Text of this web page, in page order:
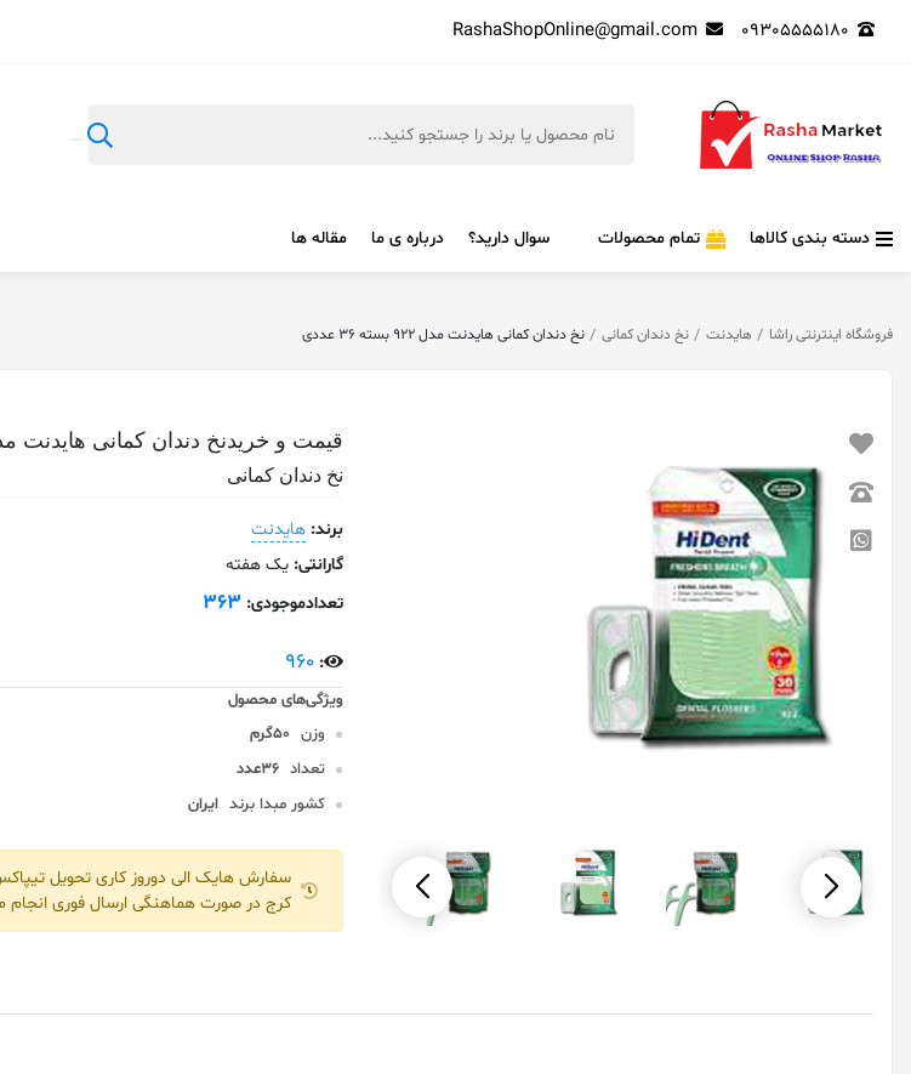
09305555180
RashaShopOnline@gmail.com
دسته بندی کالاها تمام محصولات سوال دارید؟ درباره ی ما مقاله ها
فروشگاه اینترنتی راشا هایدنت نخ دندان کمانی نخ دندان کمانی هایدنت مدل 922 بسته 36 عددی
قیمت و خریدنخ دندان کمانی هایدنت مدل 922 بسته 36
نخ دندان کمانی
برند: هایدنت
گارانتی: یک هفته
تعدادموجودی: 363
:
960
وزن 50گرم
تعداد 36عدد
کشور مبدا برند ایران
سفارش هایک الی دوروز کاری تحویل
کرج در صورت هماهنگی ارسال فوری انجام